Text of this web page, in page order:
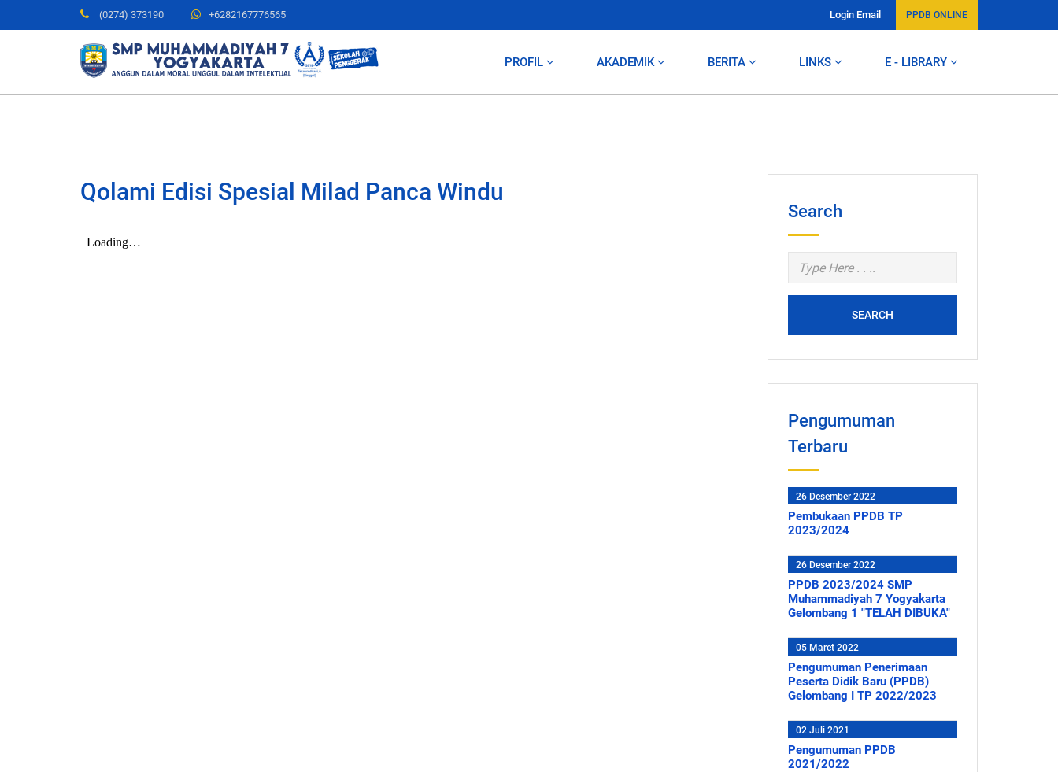
(0274) 373190 +6282167776565 Login Email PPDB ONLINE
PROFIL AKADEMIK BERITA LINKS E - LIBRARY
Qolami Edisi Spesial Milad Panca Windu
Search
SEARCH
Pengumuman
Terbaru
26 Desember 2022
Pembukaan PPDB TP
2023/2024
26 Desember 2022
PPDB 2023/2024 SMP
Muhammadiyah 7 Yogyakarta
Gelombang 1 "TELAH DIBUKA"
05 Maret 2022
Pengumuman Penerimaan
Peserta Didik Baru (PPDB)
Gelombang I TP 2022/2023
02 Juli 2021
Pengumuman PPDB
2021/2022